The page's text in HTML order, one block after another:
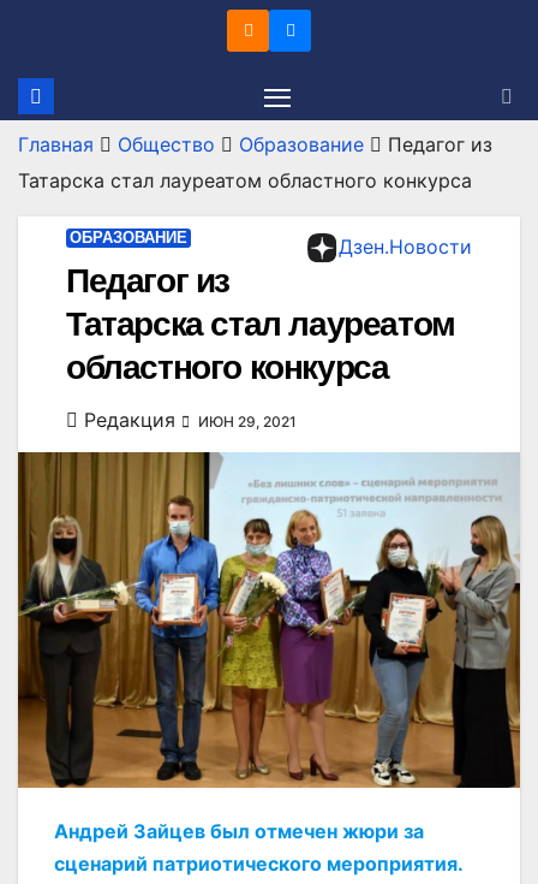
содержимому
Главная Общество Образование
Педагог из
Татарска стал лауреатом областного конкурса
Дзен.Новости
ОБРАЗОВАНИЕ
Педагог из
Татарска стал лауреатом
областного конкурса
Редакция ИЮН 29, 2021
Андрей Зайцев был отмечен жюри за
сценарий патриотического мероприятия.